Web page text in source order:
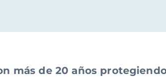
más de 20 años